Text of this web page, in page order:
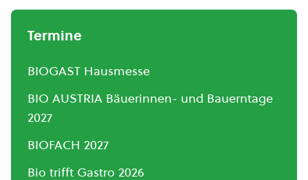
Termine
BIOGAST Hausmesse
BIO AUSTRIA Bäuerinnen- und Bauerntage
2027
BIOFACH 2027
Bio trifft Gastro 2026